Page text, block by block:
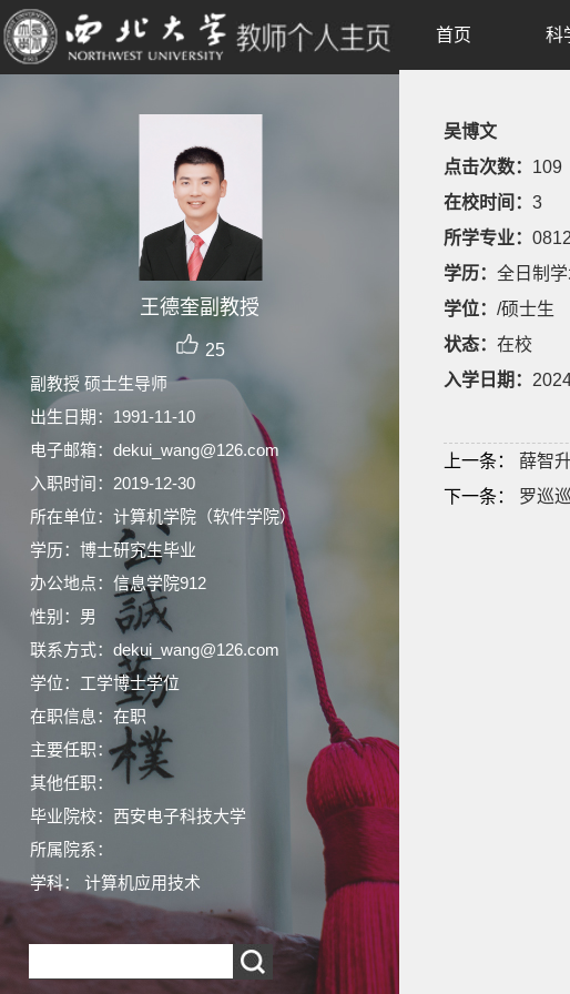
王德奎副教授
25
副教授 硕士生导师
出生日期：1991-11-10
电子邮箱： dekui_wang@126.com
入职时间：2019-12-30
所在单位：计算机学院（软件学院）
学历：博士研究生毕业
办公地点：信息学院912
性别：男
联系方式：dekui_wang@126.com
学位：工学博士学位
在职信息：在职
主要任职：
其他任职：
毕业院校：西安电子科技大学
所属院系：
学科： 计算机应用技术
首页 科
吴博文
点击次数： 109
在校时间： 3
所学专业：
学历： 全日制
学位： /硕士生
状态： 在校
入学日期：
上一条：
薛智
下一条：
罗巡巡